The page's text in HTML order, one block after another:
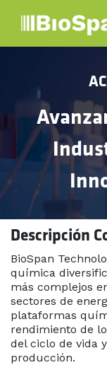
Descripción
BioSpan
química
más complejos
sectores de
plataformas
rendimiento de
del ciclo de vida
producción.